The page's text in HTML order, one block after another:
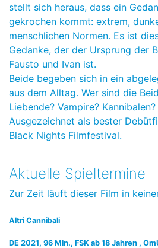
stellt sich heraus, dass ein
gekrochen kommt: extrem,
menschlichen Normen. Es ist
Gedanke, der der Ursprung der
Fausto und Ivan ist.
Beide begeben sich in ein
aus dem Alltag. Wer sind die
Liebende? Vampire?
Ausgezeichnet als bester
Black Nights Filmfestival.
Aktuelle Spieltermine
Zur Zeit läuft dieser Film in
Altri Cannibali
DE 2021, 96 Min., FSK ab 18 Jahren ,